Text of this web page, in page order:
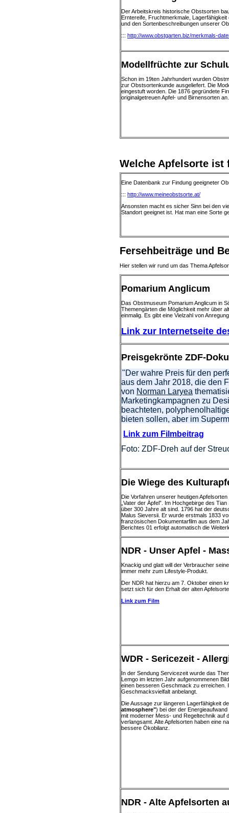
Der Arbeitskreis historische Obstsorten
Erntereife, Fruchtmerkmale,
und den Sortenbeschreibungen unserer
::: http://www.obstgarten.biz/merkmals-
Modellfrüchte zur
Schon im 19ten Jahrhundert wurden
zur Obstsortenkunde ausgeliefert. Die
eingestuft worden. Die 1876 gegründete
originalgetreuen Apfel- und Birnensorten an.
Welche Apfelsorte ist
Eine Datenbank zur Findung geeigneter
::: http://www.meineobstsorte.at/
Ansonsten macht es sicher Sinn bei den
Standort geeignet ist. Hat man eine Sorte
Fersehbeiträge und
Hier stellen wir rund um das Thema
Pomarium Anglicum
Das Obstmuseum Pomarium Anglicum in
Themengärten die Möglichkeit mehr über
einmalig. Es gibt eine Vielzahl von
Link zur Internetseite
Preisgekrönte ZDF-
"Der wahre Preis für den
aus dem Jahr 2018, die den
von Norman Laryea
Marketingkampagnen zu
beachteten,
bieten sollen, aber im
Link zum Filmbeitrag
Foto: ZDF-Dreh auf der
Die Wiege des
Die Vorfahren unserer heutigen
„Vater der Äpfel”. Im Hochgebirge des
über 300 Jahre alt sind. 1796 hat der
Malus Sieversii. Er wurde erstmals 1833
französischen Dokumentarfilm aus dem
Berichtes 01 erfolgt automatisch die
NDR - Unser Apfel -
Knackig und glatt will der Verbraucher
immer mehr zum Lifestyle-Produkt.
Der NDR hat hierzu am 7. Oktober einen
setzt sich für den Erhalt der alten
Link zum Film
WDR - Sericezeit -
In der Sendung Servicezeit wurde das
Lemgo im letzten Jahr aufgenommenen
einen besseren Geschmack zu erreichen.
Geschmacksvielfalt anbelangt.
Die Aussage zur längeren Lagerfähigkeit
atmosphere") bei der der
mit moderner Mess- und Regeltechnik auf
verlangsamt. Alte Apfelsorten haben eine
bessere Ökobilanz.
NDR - Alte Apfelsorten